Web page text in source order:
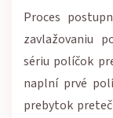
Proces
zavlažovaniu
sériu políčok
naplní prvé
prebytok